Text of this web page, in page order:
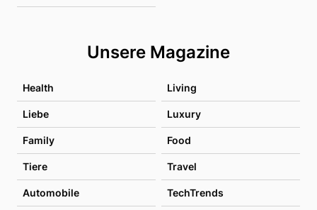
Unsere Magazine
Health Living
Liebe Luxury
Family Food
Tiere Travel
Automobile TechTrends